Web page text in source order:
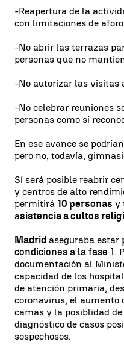
-Reapertura de la
con limitaciones de aforo
-No abrir las terrazas
personas que no
-No autorizar las visitas
-No celebrar reuniones
personas como sí
En ese avance se
pero no, todavía,
Sí será posible reabrir
y centros de alto
permitirá 10 personas y
asistencia a cultos
Madrid aseguraba estar
condiciones a la fase 1.
documentación al
capacidad de los
de atención primaria,
coronavirus, el aumento
camas y la posiblidad
diagnóstico de casos
sospechosos.